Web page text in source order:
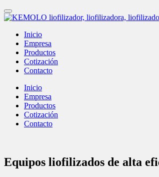
Inicio
Empresa
Productos
Cotización
Contacto
Inicio
Empresa
Productos
Cotización
Contacto
Equipos liofilizados de alta